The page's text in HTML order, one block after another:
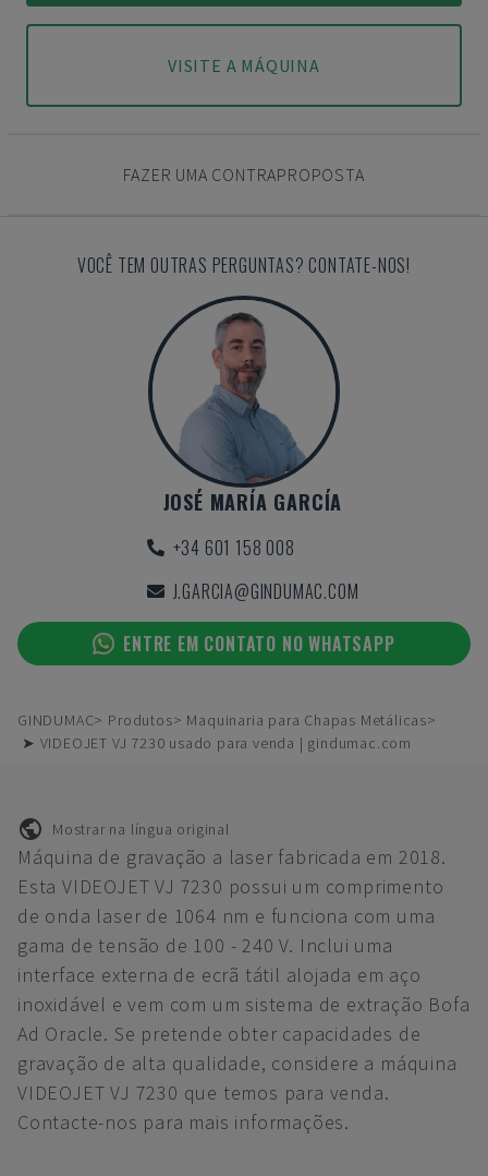
VISITE A MÁQUINA
FAZER UMA CONTRAPROPOSTA
VOCÊ TEM OUTRAS PERGUNTAS? CONTATE-NOS!
JOSÉ MARÍA GARCÍA
+34 601 158 008
J.GARCIA@GINDUMAC.COM
ENTRE EM CONTATO NO WHATSAPP
GINDUMAC Produtos
Maquinaria para Chapas Metálicas
➤ VIDEOJET VJ 7230 usado para venda | gindumac.com
Mostrar na língua original
Máquina de gravação a laser fabricada em 2018.
Esta VIDEOJET VJ 7230 possui um comprimento
de onda laser de 1064 nm e funciona com uma
gama de tensão de 100 - 240 V. Inclui uma
interface externa de ecrã tátil alojada em aço
inoxidável e vem com um sistema de extração Bofa
Ad Oracle. Se pretende obter capacidades de
gravação de alta qualidade, considere a máquina
VIDEOJET VJ 7230 que temos para venda.
Contacte-nos para mais informações.